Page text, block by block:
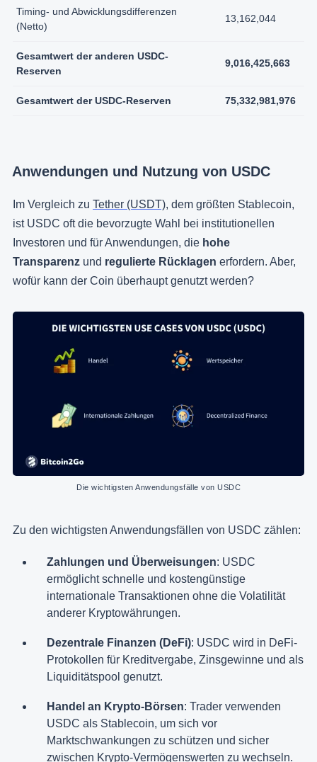
Timing- und Abwicklungsdifferenzen
(Netto)
13,162,044
Gesamtwert der anderen USDC-
Reserven
9,016,425,663
Gesamtwert der USDC-Reserven 75,332,981,976
Anwendungen und Nutzung von USDC
Im Vergleich zu Tether (USDT), dem größten Stablecoin,
ist USDC oft die bevorzugte Wahl bei institutionellen
Investoren und für Anwendungen, die hohe
Transparenz und regulierte Rücklagen erfordern. Aber,
wofür kann der Coin überhaupt genutzt werden?
Die wichtigsten Anwendungsfälle von USDC
Zu den wichtigsten Anwendungsfällen von USDC zählen:
Zahlungen und Überweisungen: USDC
ermöglicht schnelle und kostengünstige
internationale Transaktionen ohne die Volatilität
anderer Kryptowährungen.
Dezentrale Finanzen (DeFi): USDC wird in DeFi-
Protokollen für Kreditvergabe, Zinsgewinne und als
Liquiditätspool genutzt.
Handel an Krypto-Börsen: Trader verwenden
USDC als Stablecoin, um sich vor
Marktschwankungen zu schützen und sicher
zwischen Krypto-Vermögenswerten zu wechseln.